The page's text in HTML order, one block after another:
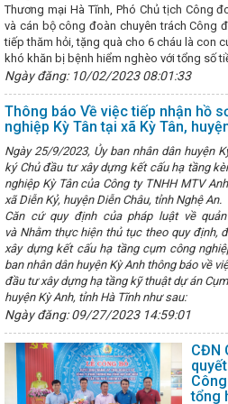
nghiệp Hà Tĩnh tại Hội chợ thương
chuẩn bị tiếp nhận Công ty TNHH
công tác phụ nữ và bình đẳng giới
ĐỘNG CÔNG THƯƠNG QUÝ I NĂM
của người tiêu dùng Việt Nam năm
chủ động triển khai các biện pháp
đồng hành cùng Hà Tĩnh trong
hiệu suất kinh doanh nhờ ứng dụng
cài đặt
Hà Tĩnh phấn đấu thành
cho thương hiệu Hà Tĩnh tại Hội chợ
xăng E10 trên toàn quốc từ 01/6/2026
Tổ chức thành công Đại hội
mạc Hội chợ triển lãm hàng công
mạc Phiên đàm phán lần thứ 8
Lễ chuyển giao Trung
CĐN Công Thương Hà Tĩnh: Chương
nhiều niềm vui, tình cảm ấm áp cho
Tuyên giáo và Dân vận Tỉnh ủy Hà
Hội chợ mùa Thu năm 2025
ĐỊA PHƯƠNG VỀ CÁC GIẢI
NHẬP KHẨU NĂM 2023
Phương
Hà Tĩnh chinh phục người tiêu
thành lập Cụm công nghiệp Cổng
khai các giải pháp thúc đẩy kinh tế
Thương mại Hà Tĩnh, Phó Chủ tịch Công
và cán bộ công đoàn chuyên trách Công
tiếp thăm hỏi, tặng quà cho 6 cháu là con
khó khăn bị bệnh hiểm nghèo với tổng số
Ngày đăng: 10/02/2023 08:01:33
Thông báo Về việc tiếp nhận hồ
nghiệp Kỳ Tân tại xã Kỳ Tân,
Ngày 25/9/2023, Ủy ban nhân dân huyện
ký Chủ đầu tư xây dựng kết cấu hạ tầng
nghiệp Kỳ Tân của Công ty TNHH MTV
xã Diễn Kỷ, huyện Diễn Châu, tỉnh Nghệ An.
Căn cứ quy định của pháp luật về
và Nhằm thực hiện thủ tục theo quy định,
xây dựng kết cấu hạ tầng cụm công
ban nhân dân huyện Kỳ Anh thông báo về
đầu tư xây dựng hạ tầng kỹ thuật dự án
huyện Kỳ Anh, tỉnh Hà Tĩnh như sau:
Ngày đăng: 09/27/2023 14:59:01
CĐN
tổng